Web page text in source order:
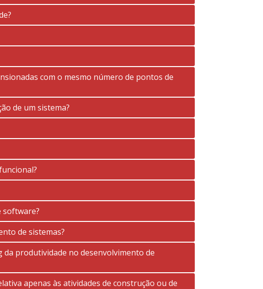
com o mesmo número de pontos de
de um sistema?
software?
de sistemas?
da produtividade no desenvolvimento de
apenas às atividades de construção ou de